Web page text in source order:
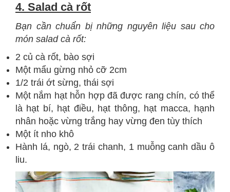
4. Salad cà rốt
Bạn cần chuẩn bị những nguyên liệu sau cho
món salad cà rốt:
2 củ cà rốt, bào sợi
Một mẩu gừng nhỏ cỡ 2cm
1/2 trái ớt sừng, thái sợi
Một nắm hạt hỗn hợp đã được rang chín, có thể
là hạt bí, hạt điều, hạt thông, hạt macca, hạnh
nhân hoặc vừng trắng hay vừng đen tùy thích
Một ít nho khô
Hành lá, ngò, 2 trái chanh, 1 muỗng canh dầu ô
liu.